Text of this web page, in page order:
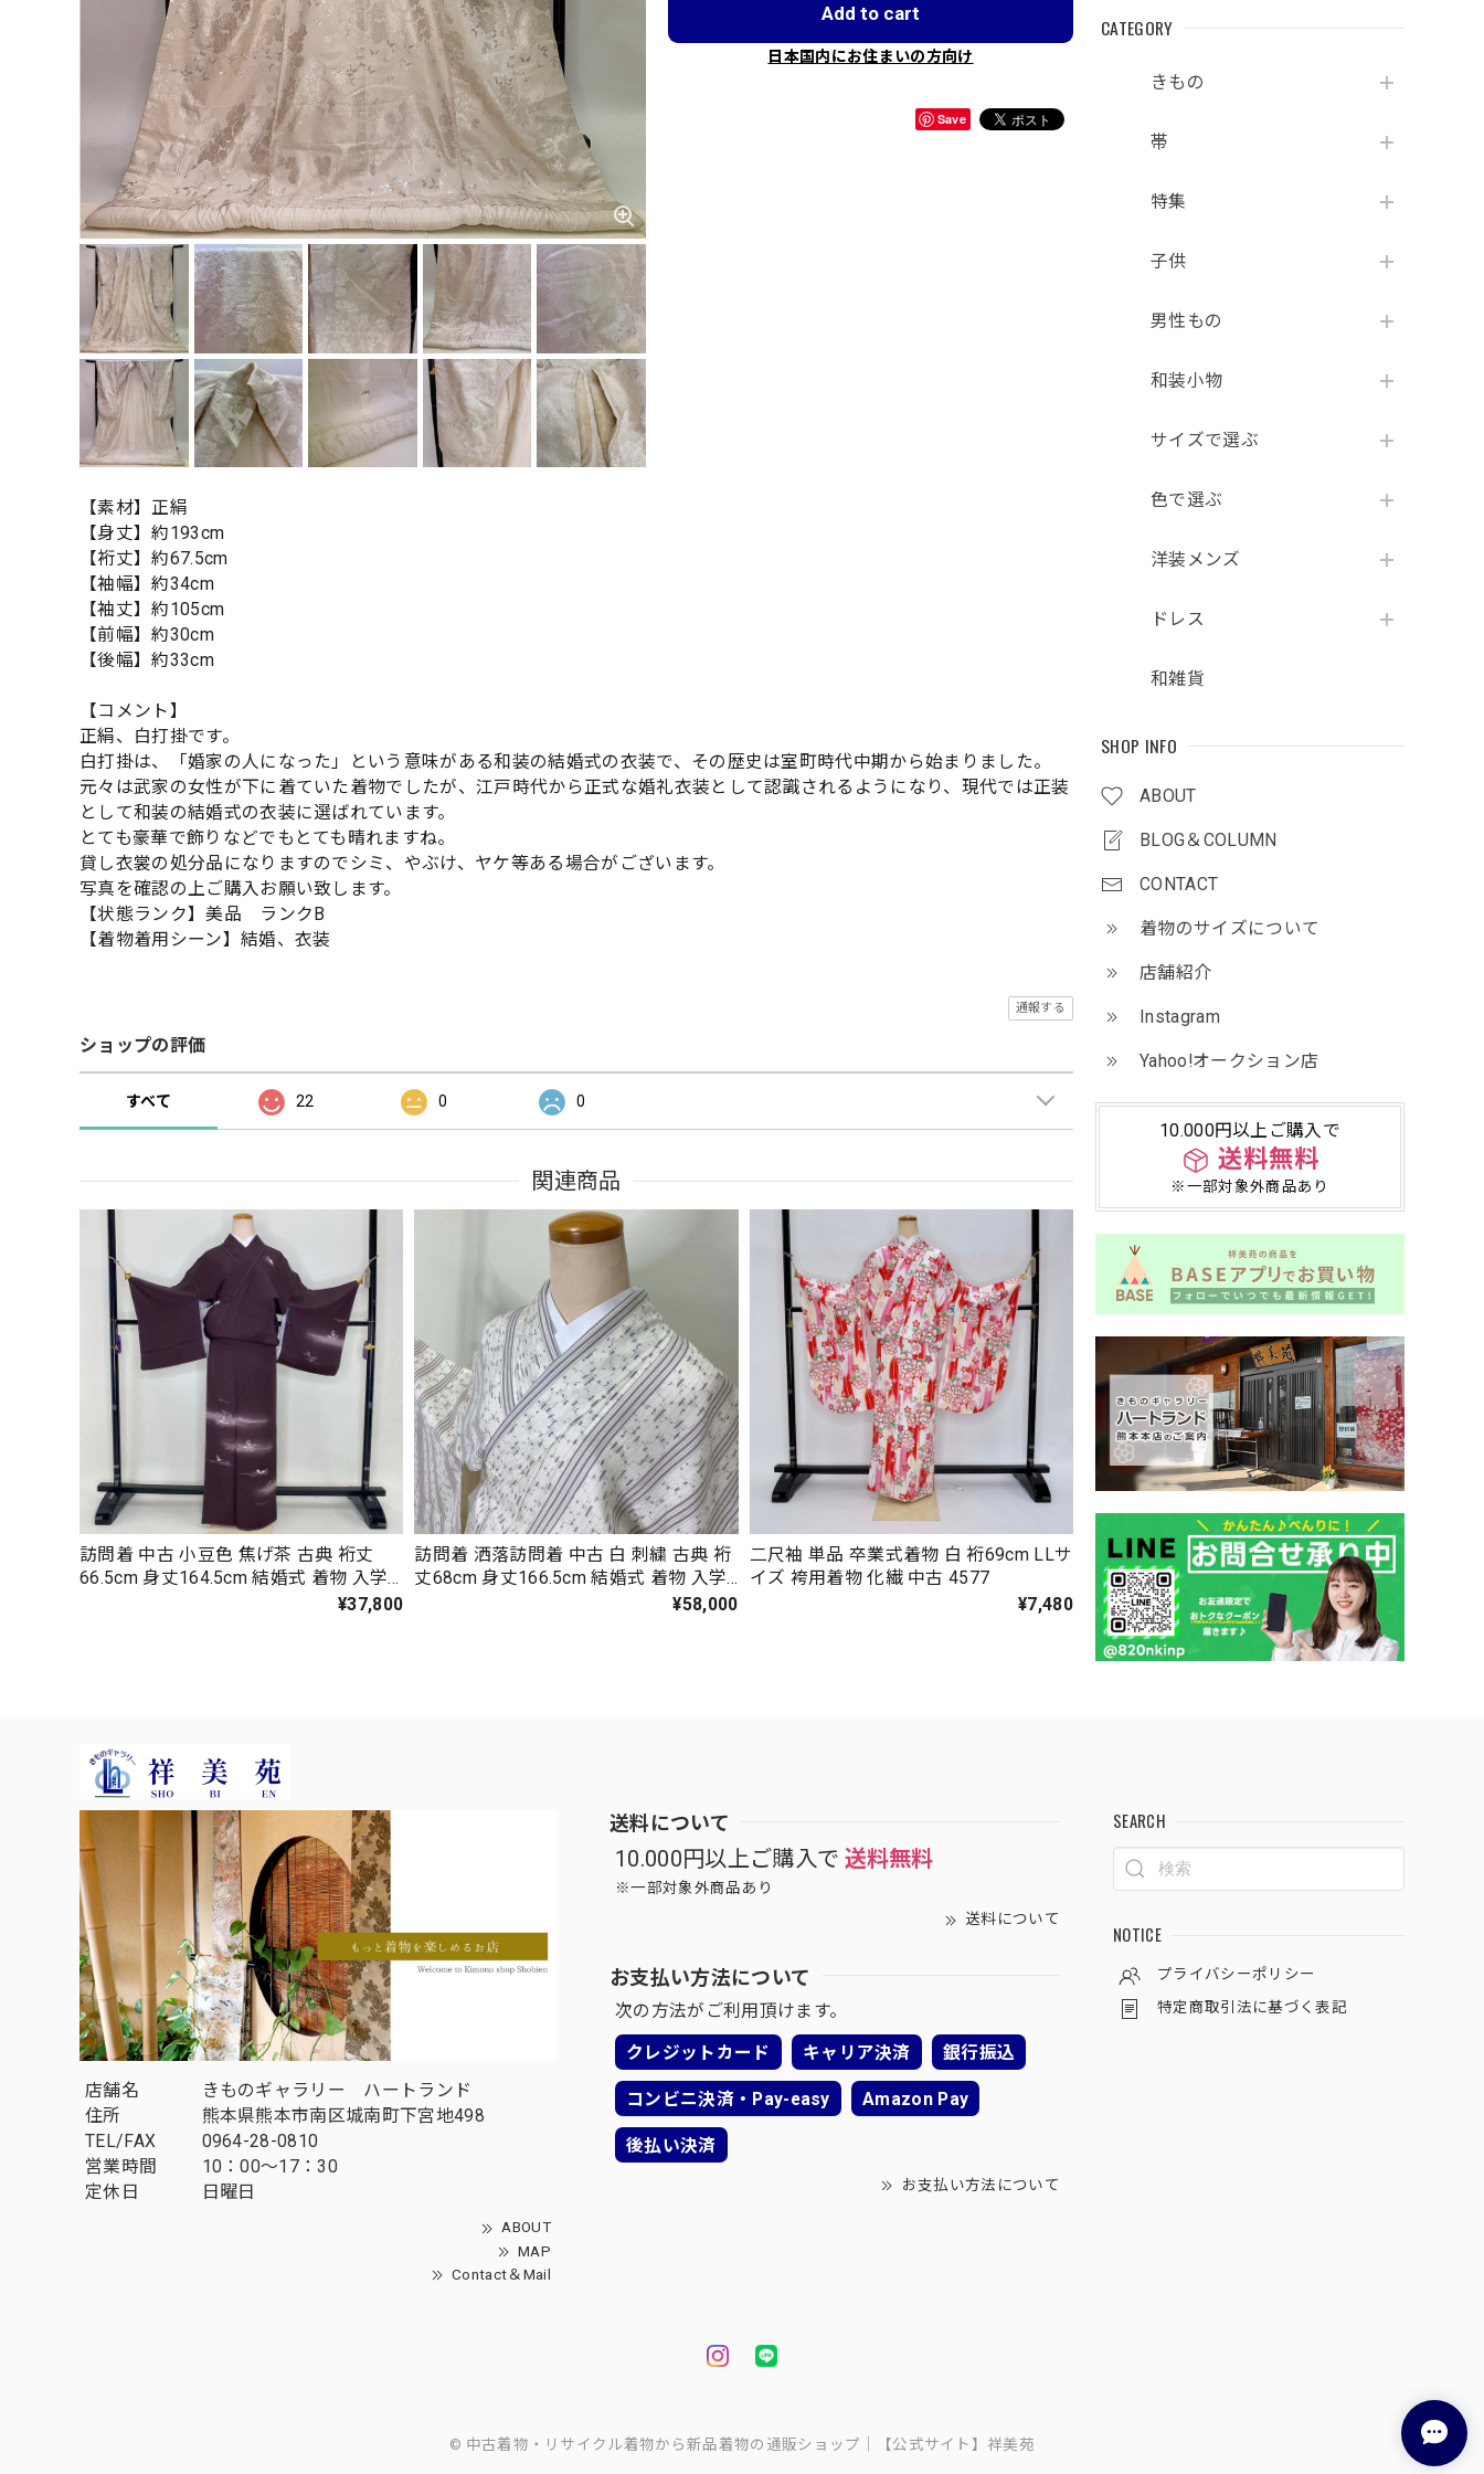
CATEGORY
きもの
帯
特集
子供
男性もの
和装小物
サイズで選ぶ
色で選ぶ
洋装メンズ
ドレス
和雑貨
SHOP INFO
ABOUT
BLOG＆COLUMN
CONTACT
着物のサイズについて
店舗紹介
Instagram
Yahoo!オークション店
10.000円以上ご購入で
送料無料
※一部対象外商品あり
Add to cart
日本国内にお住まいの方向け
Save
【素材】正絹
【身丈】約193cm
【裄丈】約67.5cm
【袖幅】約34cm
【袖丈】約105cm
【前幅】約30cm
【後幅】約33cm
【コメント】
正絹、白打掛です。
白打掛は、「婚家の人になった」という意味がある和装の結婚式の衣装で、その歴史は室町時代中期から始まりました。
元々は武家の女性が下に着ていた着物でしたが、江戸時代から正式な婚礼衣装として認識されるようになり、現代では正装
として和装の結婚式の衣装に選ばれています。
とても豪華で飾りなどでもとても晴れますね。
貸し衣裳の処分品になりますのでシミ、やぶけ、ヤケ等ある場合がございます。
写真を確認の上ご購入お願い致します。
【状態ランク】美品 ランクB
【着物着用シーン】結婚、衣装
通報する
ショップの評価
すべて 22 0 0
関連商品
訪問着 中古 小豆色 焦げ茶 古典 裄丈
66.5cm 身丈164.5cm 結婚式 着物 入学
¥37,800
訪問着 洒落訪問着 中古 白 刺繍 古典 裄
丈68cm 身丈166.5cm 結婚式 着物 入学
¥58,000
二尺袖 単品 卒業式着物 白 裄69cm LLサ
イズ 袴用着物 化繊 中古 4577
¥7,480
店舗名
きものギャラリー ハートランド
住所
熊本県熊本市南区城南町下宮地498
TEL/FAX
0964-28-0810
営業時間
10：00～17：30
定休日
日曜日
ABOUT
MAP
Contact＆Mail
送料について
10.000円以上ご購入で 送料無料
※一部対象外商品あり
送料について
お支払い方法について
次の方法がご利用頂けます。
クレジットカード
キャリア決済 銀行振込
コンビニ決済・Pay-easy Amazon Pay
後払い決済
お支払い方法について
SEARCH
NOTICE
プライバシーポリシー
特定商取引法に基づく表記
© 中古着物・リサイクル着物から新品着物の通販ショップ｜【公式サイト】祥美苑